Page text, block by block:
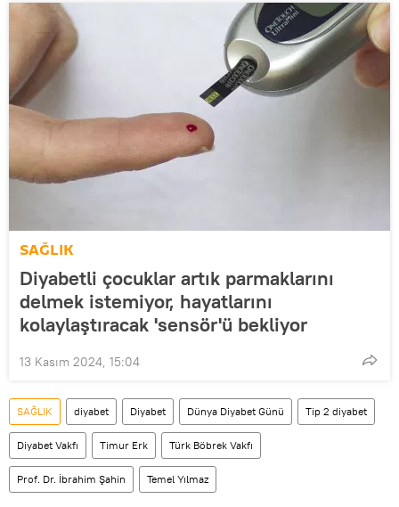
SAĞLIK
Diyabetli çocuklar artık parmaklarını
delmek istemiyor, hayatlarını
kolaylaştıracak 'sensör'ü bekliyor
13 Kasım 2024, 15:04
SAĞLIK diyabet Diyabet Dünya Diyabet Günü Tip 2 diyabet
Diyabet Vakfı Timur Erk Türk Böbrek Vakfı
Prof. Dr. İbrahim Şahin Temel Yılmaz